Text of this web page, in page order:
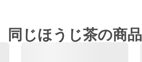
同じほうじ茶の商品